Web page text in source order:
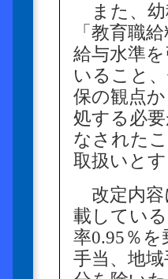
また、幼
「教育職
給与水準
いること
保の観点
処する必
なされた
取扱いと
改定内容
載してい
率0.95％
手当、地